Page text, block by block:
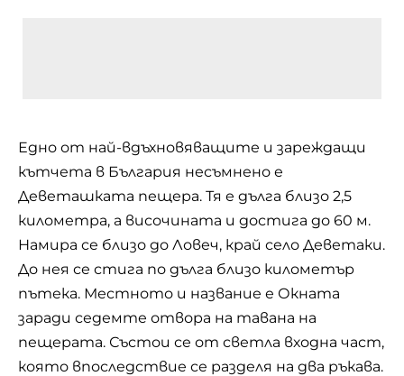
Едно от най-вдъхновяващите и зареждащи
кътчета в България несъмнено е
Деветашката пещера. Тя е дълга близо 2,5
километра, а височината и достига до 60 м.
Намира се близо до Ловеч, край село Деветаки.
До нея се стига по дълга близо километър
пътека. Местното и название е Окната
заради седемте отвора на тавана на
пещерата. Състои се от светла входна част,
която впоследствие се разделя на два ръкава.